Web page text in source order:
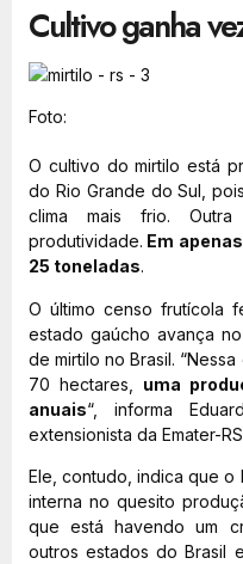
Cultivo ganha
Foto:
O cultivo do mirtilo está
do Rio Grande do Sul,
clima mais frio.
produtividade. Em
25 toneladas.
O último censo frutícola
estado gaúcho avança
de mirtilo no Brasil.
70 hectares, uma
anuais“, informa
extensionista da Emater-
Ele, contudo, indica que o
interna no quesito
que está havendo um
outros estados do Brasil